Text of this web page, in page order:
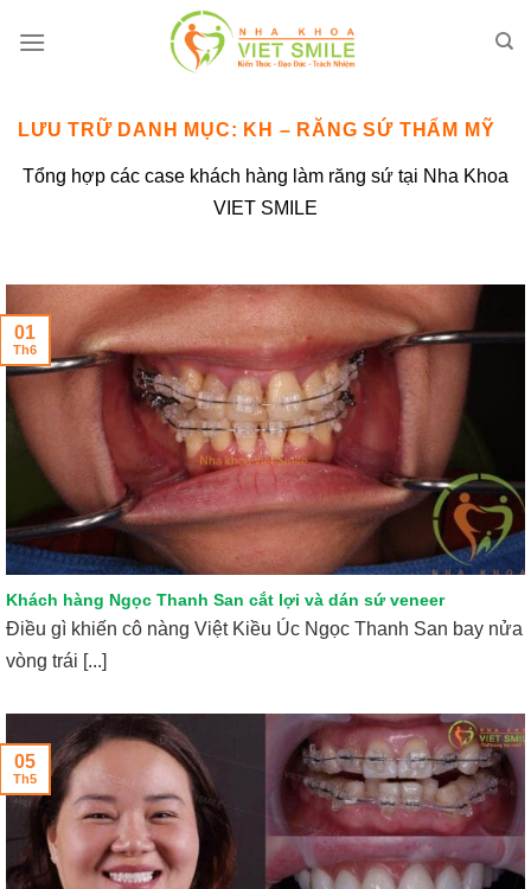
qua
LƯU TRỮ DANH MỤC: KH – RĂNG SỨ THẨM MỸ
Tổng hợp các case khách hàng làm răng sứ tại Nha Khoa
VIET SMILE
Khách hàng Ngọc Thanh San cắt lợi và dán sứ veneer
Điều gì khiến cô nàng Việt Kiều Úc Ngọc Thanh San bay nửa
vòng trái [...]
01
Th6
05
Th5